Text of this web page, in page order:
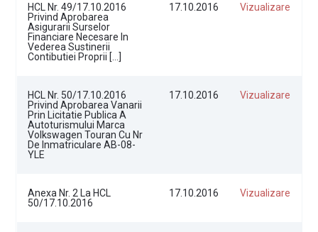
HCL Nr. 49/17.10.2016
Privind Aprobarea
Asigurarii Surselor
Financiare Necesare In
Vederea Sustinerii
Contibutiei Proprii […]
17.10.2016 Vizualizare
HCL Nr. 50/17.10.2016
Privind Aprobarea Vanarii
Prin Licitatie Publica A
Autoturismului Marca
Volkswagen Touran Cu Nr
De Inmatriculare AB-08-
YLE
17.10.2016 Vizualizare
Anexa Nr. 2 La HCL
50/17.10.2016
17.10.2016 Vizualizare